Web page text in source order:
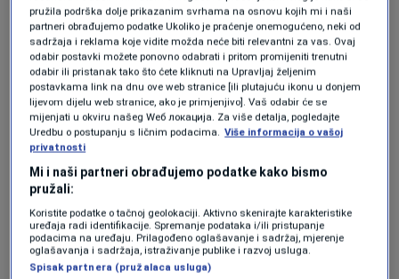
inkriminiše. Protiv njega se ne vodi nikakav
krivični postupak",rekao je novinarima srpski
član Predsjedništva BiH.
Prema njegovim riječima, to je namjerno
napravljeno kako bi se
musliman Bošnjak koji sada, kao zamjenik,
rukovodi tim ministarstvom neke stvari
operativno može da uradi".
pružila podrška dolje prikazanim svrhama na osnovu kojih mi i naši
partneri obrađujemo podatke Ukoliko je praćenje onemogućeno, neki od
sadržaja i reklama koje vidite možda neće biti relevantni za vas. Ovaj
odabir postavki možete ponovno odabrati i pritom promijeniti trenutni
odabir ili pristanak tako što ćete kliknuti na Upravljaj željenim
postavkama link na dnu ove web stranice [ili plutajuću ikonu u donjem
lijevom dijelu web stranice, ako je primjenjivo]. Vaš odabir će se
mijenjati u okviru našeg Wеб локација. Za više detalja, pogledajte
Uredbu o postupanju s ličnim podacima. Više informacija o vašoj
privatnosti
Mi i naši partneri obrađujemo podatke kako bismo
pružali:
Koristite podatke o tačnoj geolokaciji. Aktivno skenirajte karakteristike
uređaja radi identifikacije. Spremanje podataka i/ili pristupanje
podacima na uređaju. Prilagođeno oglašavanje i sadržaj, mjerenje
oglašavanja i sadržaja, istraživanje publike i razvoj usluga.
Spisak partnera (pružalaca usluga)